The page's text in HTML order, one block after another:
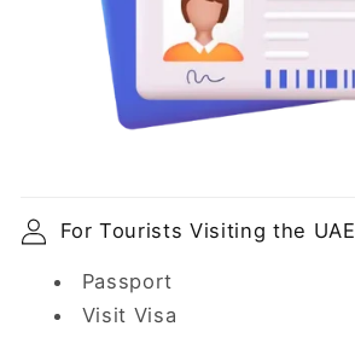
For Tourists Visiting the UAE
Passport
Visit Visa